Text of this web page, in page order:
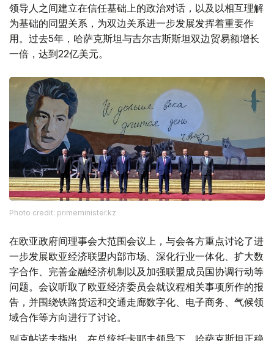
领导人之间建立在信任基础上的政治对话，以及以相互理解
为基础的同盟关系，为双边关系进一步发展发挥着重要作
用。过去5年，哈萨克斯坦与吉尔吉斯斯坦双边贸易额增长
一倍，达到22亿美元。
Photo credit: primeminister.kz
在欧亚政府间理事会大范围会议上，与会各方重点讨论了进
一步发展欧亚经济联盟内部市场、深化行业一体化、扩大数
字合作、完善金融经济机制以及加强联盟成员国协调行动等
问题。会议听取了欧亚经济委员会就议程相关事项所作的报
告，并围绕铁路货运和交通走廊数字化、电子商务、气候领
域合作等方向进行了讨论。